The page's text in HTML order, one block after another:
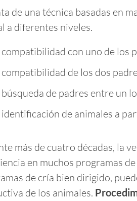
de una técnica basadas en
a diferentes niveles.
compatibilidad con uno de los
compatibilidad de los dos
búsqueda de padres entre un
identificación de animales a
más de cuatro décadas, la
en muchos programas
de cría bien dirigido,
de los animales.